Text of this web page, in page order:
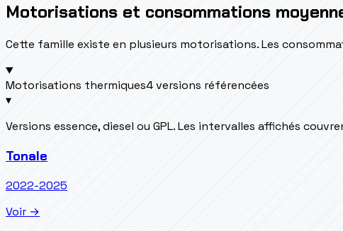
Motorisations et consommations
Cette famille existe en plusieurs motorisations. Les
Motorisations thermiques4 versions référencées
▾
Versions essence, diesel ou GPL. Les intervalles affichés
Tonale
2022-2025
Voir →